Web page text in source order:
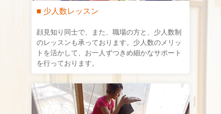
■ 少人数レッスン
顔見知り同士で、また、職場の方と、少人数制
のレッスンも承っております。少人数のメリッ
トを活かして、お一人ずつきめ細かなサポート
を行っております。